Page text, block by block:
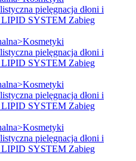
pielęgnacja dłoni i
SYSTEM Zabieg
pielęgnacja dłoni i
SYSTEM Zabieg
pielęgnacja dłoni i
SYSTEM Zabieg
pielęgnacja dłoni i
SYSTEM Zabieg